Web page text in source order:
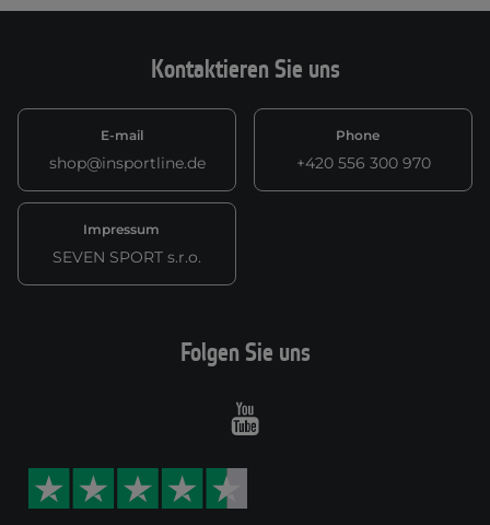
Kontaktieren Sie uns
E-mail
shop@insportline.de
Phone
+420 556 300 970
Impressum
SEVEN SPORT s.r.o.
Folgen Sie uns
Youtube